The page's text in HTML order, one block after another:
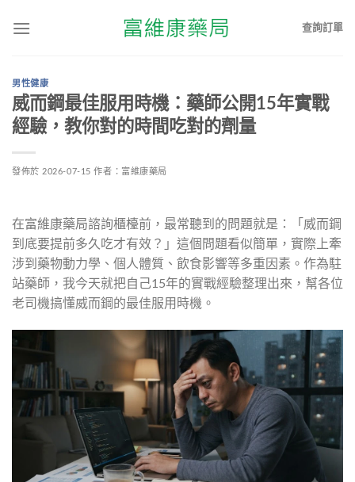
查詢訂單
男性健康
威而鋼最佳服用時機：藥師公開15年實戰
經驗，教你對的時間吃對的劑量
發佈於 2026-07-15 作者： 富維康藥局
在富維康藥局諮詢櫃檯前，最常聽到的問題就是：「威而鋼
到底要提前多久吃才有效？」這個問題看似簡單，實際上牽
涉到藥物動力學、個人體質、飲食影響等多重因素。作為駐
站藥師，我今天就把自己15年的實戰經驗整理出來，幫各位
老司機搞懂威而鋼的最佳服用時機。